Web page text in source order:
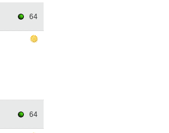
64
64